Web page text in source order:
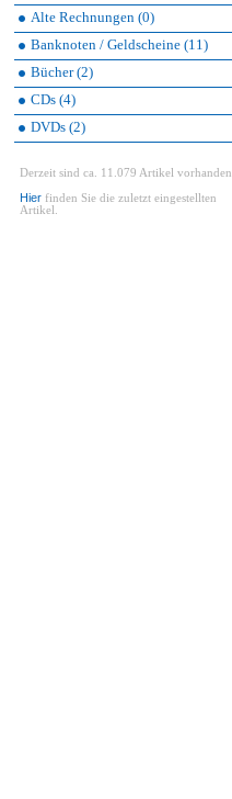
Alte Rechnungen (0)
Banknoten / Geldscheine (11)
Bücher (2)
CDs (4)
DVDs (2)
Derzeit sind ca. 11.079 Artikel vorhanden.
Hier finden Sie die zuletzt eingestellten
Artikel.